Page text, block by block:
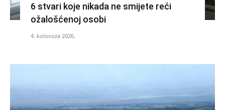
6 stvari koje nikada ne smijete reći
ožalošćenoj osobi
4. kolovoza 2026.